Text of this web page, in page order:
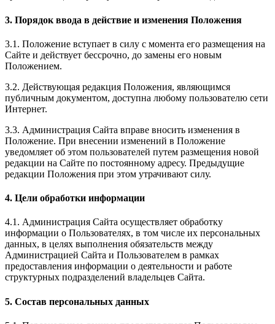
3. Порядок ввода в действие и изменения Положения
3.1. Положение вступает в силу с момента его размещения на
Сайте и действует бессрочно, до замены его новым
Положением.
3.2. Действующая редакция Положения, являющимся
публичным документом, доступна любому пользователю сети
Интернет.
3.3. Администрация Сайта вправе вносить изменения в
Положение. При внесении изменений в Положение
уведомляет об этом пользователей путем размещения новой
редакции на Сайте по постоянному адресу. Предыдущие
редакции Положения при этом утрачивают силу.
4. Цели обработки информации
4.1. Администрация Сайта осуществляет обработку
информации о Пользователях, в том числе их персональных
данных, в целях выполнения обязательств между
Администрацией Сайта и Пользователем в рамках
предоставления информации о деятельности и работе
структурных подразделений владельцев Сайта.
5. Состав персональных данных